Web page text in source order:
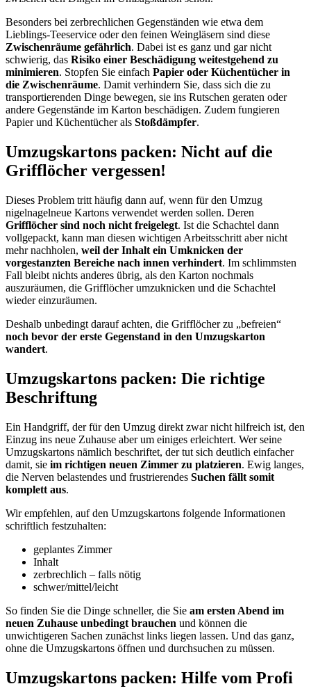
Besonders bei zerbrechlichen Gegenständen wie etwa dem
Lieblings-Teeservice oder den feinen Weingläsern sind diese
Zwischenräume gefährlich. Dabei ist es ganz und gar nicht
schwierig, das Risiko einer Beschädigung weitestgehend zu
minimieren. Stopfen Sie einfach Papier oder Küchentücher in
die Zwischenräume. Damit verhindern Sie, dass sich die zu
transportierenden Dinge bewegen, sie ins Rutschen geraten oder
andere Gegenstände im Karton beschädigen. Zudem fungieren
Papier und Küchentücher als Stoßdämpfer.
Umzugskartons packen: Nicht auf die
Grifflöcher vergessen!
Dieses Problem tritt häufig dann auf, wenn für den Umzug
nigelnagelneue Kartons verwendet werden sollen. Deren
Grifflöcher sind noch nicht freigelegt. Ist die Schachtel dann
vollgepackt, kann man diesen wichtigen Arbeitsschritt aber nicht
mehr nachholen, weil der Inhalt ein Umknicken der
vorgestanzten Bereiche nach innen verhindert. Im schlimmsten
Fall bleibt nichts anderes übrig, als den Karton nochmals
auszuräumen, die Grifflöcher umzuknicken und die Schachtel
wieder einzuräumen.
Deshalb unbedingt darauf achten, die Grifflöcher zu „befreien“
noch bevor der erste Gegenstand in den Umzugskarton
wandert.
Umzugskartons packen: Die richtige
Beschriftung
Ein Handgriff, der für den Umzug direkt zwar nicht hilfreich ist, den
Einzug ins neue Zuhause aber um einiges erleichtert. Wer seine
Umzugskartons nämlich beschriftet, der tut sich deutlich einfacher
damit, sie im richtigen neuen Zimmer zu platzieren. Ewig langes,
die Nerven belastendes und frustrierendes Suchen fällt somit
komplett aus.
Wir empfehlen, auf den Umzugskartons folgende Informationen
schriftlich festzuhalten:
geplantes Zimmer
Inhalt
zerbrechlich – falls nötig
schwer/mittel/leicht
So finden Sie die Dinge schneller, die Sie am ersten Abend im
neuen Zuhause unbedingt brauchen und können die
unwichtigeren Sachen zunächst links liegen lassen. Und das ganz,
ohne die Umzugskartons öffnen und durchsuchen zu müssen.
Umzugskartons packen: Hilfe vom Profi